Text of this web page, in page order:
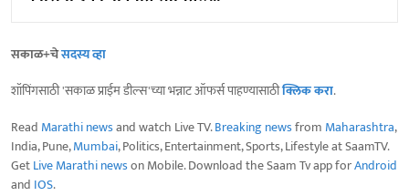
सकाळ+चेसदस्य व्हा
शॉपिंगसाठी 'सकाळ प्राईम डील्स'च्या भन्नाट ऑफर्स पाहण्यासाठीक्लिक करा.
Read Marathi newsand watch Live TV.Breaking newsfrom Maharashtra,
India, Pune,Mumbai, Politics, Entertainment, Sports, Lifestyle at SaamTV.
GetLive Marathi newson Mobile. Download the Saam Tv app forAndroid
and IOS.